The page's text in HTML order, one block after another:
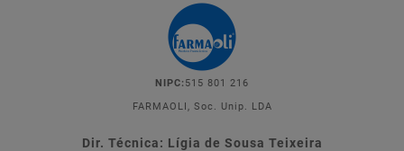
NIPC: 515 801 216
FARMAOLI, Soc. Unip. LDA
Dir. Técnica: Lígia de Sousa Teixeira